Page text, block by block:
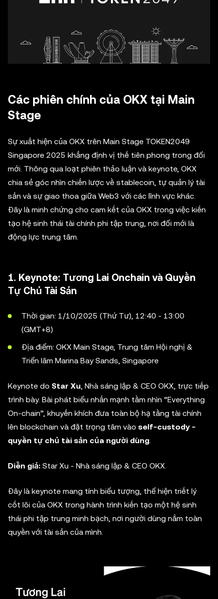
Các phiên chính của OKX tại Main
Stage
Sự xuất hiện của OKX trên Main Stage TOKEN2049
Singapore 2025 khẳng định vị thế tiên phong trong đổi
mới. Thông qua loạt phiên thảo luận và keynote, OKX
chia sẻ góc nhìn chiến lược về stablecoin, tự quản lý tài
sản và sự giao thoa giữa Web3 với các lĩnh vực khác.
Đây là minh chứng cho cam kết của OKX trong việc kiến
tạo hệ sinh thái tài chính phi tập trung, nơi đổi mới là
động lực trung tâm.
1. Keynote: Tương Lai Onchain và Quyền
Tự Chủ Tài Sản
Thời gian: 1/10/2025 (Thứ Tư), 12:40 - 13:00
(GMT+8)
Địa điểm: OKX Main Stage, Trung tâm Hội nghị &
Triển lãm Marina Bay Sands, Singapore
Keynote do Star Xu , Nhà sáng lập & CEO OKX, trực tiếp
trình bày. Bài phát biểu nhấn mạnh tầm nhìn “Everything
On-chain”, khuyến khích đưa toàn bộ hạ tầng tài chính
lên blockchain và đặt trọng tâm vào self-custody -
quyền tự chủ tài sản của người dùng
Diễn giả: Star Xu - Nhà sáng lập & CEO OKX.
Đây là keynote mang tính biểu tượng, thể hiện triết lý
cốt lõi của OKX trong hành trình kiến tạo một hệ sinh
thái phi tập trung minh bạch, nơi người dùng nắm toàn
quyền với tài sản của mình.